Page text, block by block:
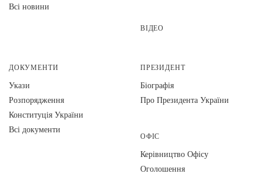
Всі новини
ВІДЕО
ДОКУМЕНТИ
Укази
Розпорядження
Конституція України
Всі документи
ПРЕЗИДЕНТ
Біографія
Про Президента України
ОФІС
Керівництво Офісу
Оголошення